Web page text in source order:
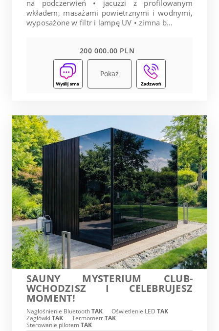
na podczerwień • jacuzzi z profilowanym
wkładem, masażami powietrznymi i wodnymi,
wyposażone w filtr i lampę UV • zimna b...
200 000.00 PLN
Pokaż
SAUNY MYSTERIUM CLUB-
WCHODZISZ I CELEBRUJESZ
MOMENT!
Nagłośnienie BluetoothTAK Oświetlenie LED TAK
Zagłówki TAK TermometrTAK
Sterowanie pilotemTAK